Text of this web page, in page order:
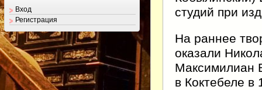
студий при
На раннее
оказали
Максимилиан
в Коктебеле в
Вход
Регистрация